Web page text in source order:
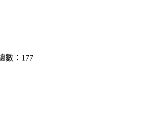
數：177